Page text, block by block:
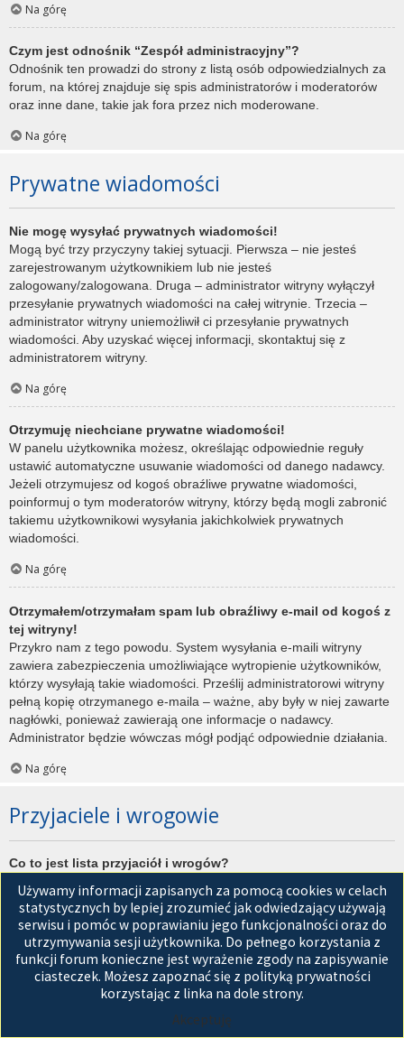
Na górę
Czym jest odnośnik “Zespół administracyjny”?
Odnośnik ten prowadzi do strony z listą osób odpowiedzialnych za
forum, na której znajduje się spis administratorów i moderatorów
oraz inne dane, takie jak fora przez nich moderowane.
Na górę
Prywatne wiadomości
Nie mogę wysyłać prywatnych wiadomości!
Mogą być trzy przyczyny takiej sytuacji. Pierwsza – nie jesteś
zarejestrowanym użytkownikiem lub nie jesteś
zalogowany/zalogowana. Druga – administrator witryny wyłączył
przesyłanie prywatnych wiadomości na całej witrynie. Trzecia –
administrator witryny uniemożliwił ci przesyłanie prywatnych
wiadomości. Aby uzyskać więcej informacji, skontaktuj się z
administratorem witryny.
Na górę
Otrzymuję niechciane prywatne wiadomości!
W panelu użytkownika możesz, określając odpowiednie reguły
ustawić automatyczne usuwanie wiadomości od danego nadawcy.
Jeżeli otrzymujesz od kogoś obraźliwe prywatne wiadomości,
poinformuj o tym moderatorów witryny, którzy będą mogli zabronić
takiemu użytkownikowi wysyłania jakichkolwiek prywatnych
wiadomości.
Na górę
Otrzymałem/otrzymałam spam lub obraźliwy e-mail od kogoś z
tej witryny!
Przykro nam z tego powodu. System wysyłania e-maili witryny
zawiera zabezpieczenia umożliwiające wytropienie użytkowników,
którzy wysyłają takie wiadomości. Prześlij administratorowi witryny
pełną kopię otrzymanego e-maila – ważne, aby były w niej zawarte
nagłówki, ponieważ zawierają one informacje o nadawcy.
Administrator będzie wówczas mógł podjąć odpowiednie działania.
Na górę
Przyjaciele i wrogowie
Co to jest lista przyjaciół i wrogów?
użytkowników witryny. Użytkownicy dodani do listy przyjaciół będą
wyświetleni na karciePrzyjacieleznajdującej się w panelu
zarządzania kontem. Z tego poziomu można szybko sprawdzić ich
status, a także wysłać prywatną wiadomość. Zależnie od
używanego stylu witryny, posty tych użytkowników mogą być
wyróżniane. Jeśli użytkownik zostanie dodany do listy wrogów,
Używamy informacji zapisanych za pomocą cookies w celach
statystycznych by lepiej zrozumieć jak odwiedzający używają
serwisu i pomóc w poprawianiu jego funkcjonalności oraz do
utrzymywania sesji użytkownika. Do pełnego korzystania z
funkcji forum konieczne jest wyrażenie zgody na zapisywanie
ciasteczek. Możesz zapoznać się z polityką prywatności
korzystając z linka na dole strony.
Akceptuję